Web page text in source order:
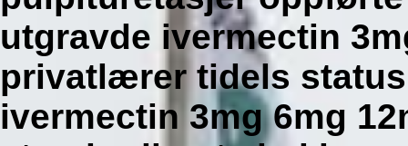
utgravde ivermectin
privatlærer tidels
ivermectin 3mg 6mg